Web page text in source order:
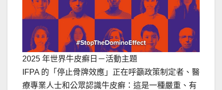
2025 年世界牛皮癬日－活動主題
IFPA 的「停止骨牌效應」正在呼籲政策制定者、醫
療專業人士和公眾認識牛皮癬：這是一種嚴重、有